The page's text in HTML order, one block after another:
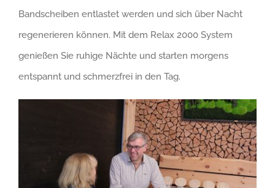
Bandscheiben entlastet werden und sich über Nacht
regenerieren können. Mit dem Relax 2000 System
genießen Sie ruhige Nächte und starten morgens
entspannt und schmerzfrei in den Tag.